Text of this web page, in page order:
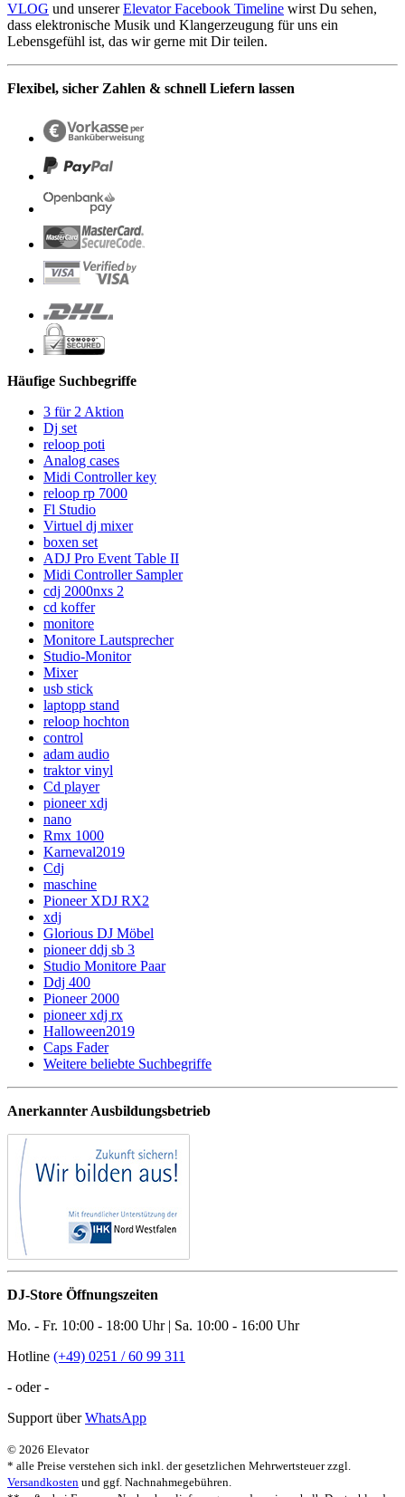
VLOG und unsererElevator Facebook Timeline wirst Du sehen,
dass elektronische Musik und Klangerzeugung für uns ein
Lebensgefühl ist, das wir gerne mit Dir teilen.
Flexibel, sicher Zahlen & schnell Liefern lassen
Häufige Suchbegriffe
3 für 2 Aktion
Dj set
reloop poti
Analog cases
Midi Controller key
reloop rp 7000
Fl Studio
Virtuel dj mixer
boxen set
ADJ Pro Event Table II
Midi Controller Sampler
cdj 2000nxs 2
cd koffer
monitore
Monitore Lautsprecher
Studio-Monitor
Mixer
usb stick
laptopp stand
reloop hochton
control
adam audio
traktor vinyl
Cd player
pioneer xdj
nano
Rmx 1000
Karneval2019
Cdj
maschine
Pioneer XDJ RX2
xdj
Glorious DJ Möbel
pioneer ddj sb 3
Studio Monitore Paar
Ddj 400
Pioneer 2000
pioneer xdj rx
Halloween2019
Caps Fader
Weitere beliebte Suchbegriffe
Anerkannter Ausbildungsbetrieb
DJ-Store Öffnungszeiten
Mo. - Fr. 10:00 - 18:00 Uhr | Sa. 10:00 - 16:00 Uhr
Hotline (+49) 0251 / 60 99 311
- oder -
Support überWhatsApp
© 2026 Elevator
* alle Preise verstehen sich inkl. der gesetzlichen Mehrwertsteuer zzgl.
Versandkosten und ggf. Nachnahmegebühren.